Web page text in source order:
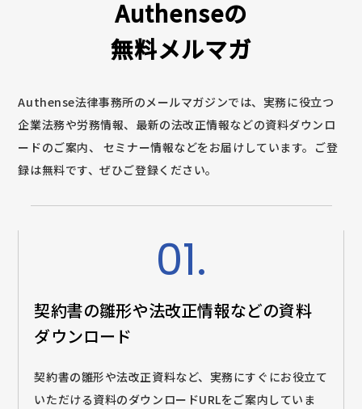
Authenseの
無料メルマガ
Authense法律事務所のメールマガジンでは、実務に役立つ
企業法務や労務情報、最新の法改正情報などの資料ダウンロ
ードのご案内、
セミナー情報などをお届けしています。ご登
録は無料です、ぜひご登録ください。
01.
契約書の雛形や法改正情報などの資料
ダウンロード
契約書の雛形や法改正資料など、実務にすぐにお役立て
いただける資料のダウンロードURLをご案内していま